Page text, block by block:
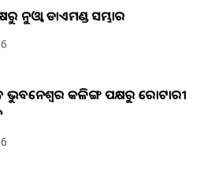
ନୁଓ୍ବା ଡାଏମଣ୍ଡ ସମ୍ଭାର
ଭୁବନେଶ୍ୱର କଳିଙ୍ଗ ପକ୍ଷରୁ ରୋଟାରୀ